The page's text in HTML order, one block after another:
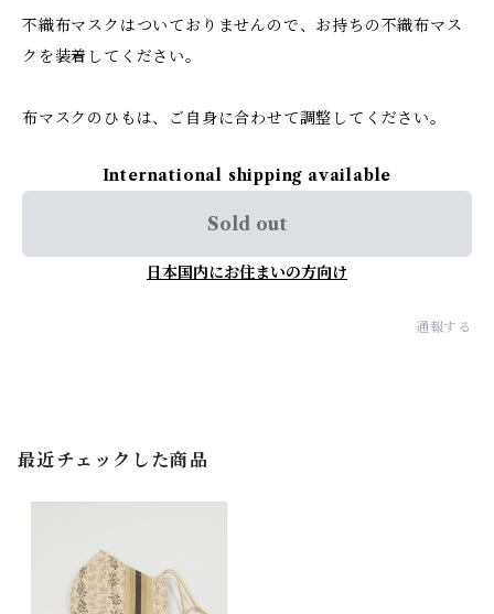
不織布マスクはついておりませんので、お持ちの不織布マス
クを装着してください。
布マスクのひもは、ご自身に合わせて調整してください。
International shipping available
Sold out
日本国内にお住まいの方向け
通報する
最近チェックした商品